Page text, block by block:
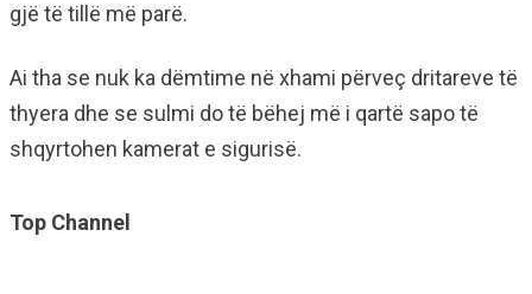
gjë të tillë më parë.
Ai tha se nuk ka dëmtime në xhami përveç dritareve të
thyera dhe se sulmi do të bëhej më i qartë sapo të
shqyrtohen kamerat e sigurisë.
Top Channel